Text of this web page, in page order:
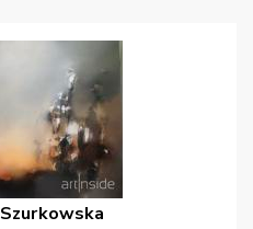
Szurkowska